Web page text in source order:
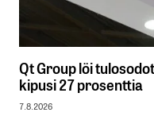
Qt Group löi
kipusi 27 prosenttia
7.8.2026